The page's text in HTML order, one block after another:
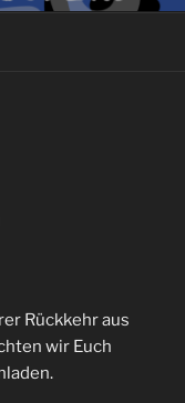
Rückkehr aus
wir Euch